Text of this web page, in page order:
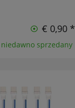
€ 0,90 *
niedawno sprzedany